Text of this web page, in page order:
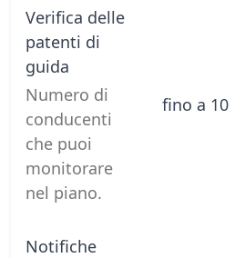
Verifica delle
patenti di
guida
Numero di
conducenti
che puoi
monitorare
nel piano.
fino a 10
Notifiche